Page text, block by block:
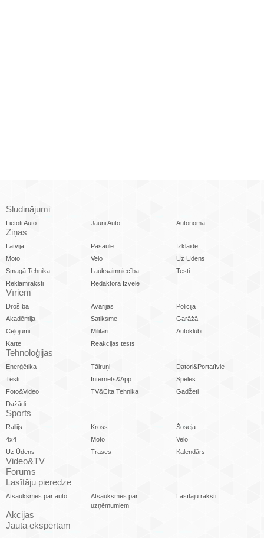
Sludinājumi
Lietoti Auto Jauni Auto Autonoma
Ziņas
Latvijā Pasaulē
Izklaide
Moto
Velo
Uz Ūdens
Smagā Tehnika
Lauksaimniecība
Testi
Reklāmraksti
Redaktora Izvēle
Vīriem
Drošība Avārijas
Policija
Akadēmija
Satiksme
Garāžā
Ceļojumi
Militāri
Autoklubi
Karte
Reakcijas tests
Tehnoloģijas
Enerģētika Tālruņi
Datori&Portatīvie
Testi
Internets&App
Spēles
Foto&Video
TV&Cita Tehnika
Gadžeti
Dažādi
Sports
Rallijs Kross
Šoseja
4x4
Moto
Velo
Uz Ūdens
Trases Kalendārs
Video&TV
Forums
Lasītāju pieredze
Atsauksmes par auto
Atsauksmes par
uzņēmumiem
Lasītāju raksti
Akcijas
Jautā ekspertam